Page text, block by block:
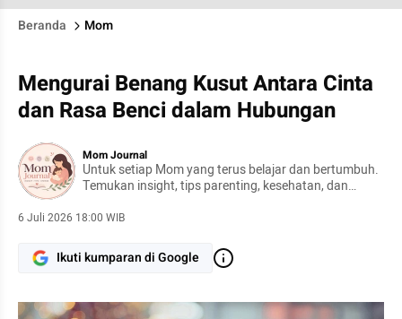
Beranda Mom
Mengurai Benang Kusut Antara Cinta
dan Rasa Benci dalam Hubungan
Mom Journal
Untuk setiap Mom yang terus belajar dan bertumbuh.
Temukan insight, tips parenting, kesehatan, dan
6 Juli 2026 18:00 WIB
Ikuti kumparan di Google